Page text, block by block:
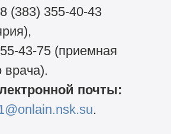
8 (383) 355-40-43
43-75(приемная
врача).
почты:
.